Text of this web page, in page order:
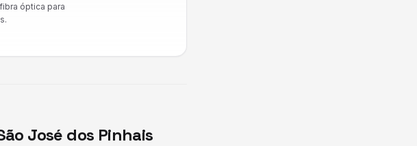
óptica para
José dos Pinhais